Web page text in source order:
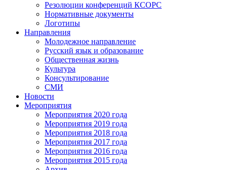
Резолюции конференций КСОРС
Нормативные документы
Логотипы
Направления
Молодежное направление
Русский язык и образование
Общественная жизнь
Культура
Консультирование
СМИ
Новости
Мероприятия
Мероприятия 2020 года
Мероприятия 2019 года
Мероприятия 2018 годa
Мероприятия 2017 года
Мероприятия 2016 года
Мероприятия 2015 года